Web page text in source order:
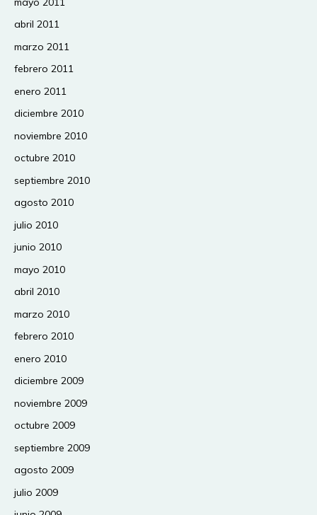
abril 2011
marzo 2011
febrero 2011
enero 2011
diciembre 2010
noviembre 2010
octubre 2010
septiembre 2010
agosto 2010
julio 2010
junio 2010
mayo 2010
abril 2010
marzo 2010
febrero 2010
enero 2010
diciembre 2009
noviembre 2009
octubre 2009
septiembre 2009
agosto 2009
julio 2009